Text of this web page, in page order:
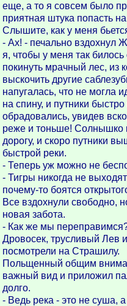
еще, а то я совсем было
приятная штука попасть
Слышите, как у меня
- Ах! - печально вздохнул
я, чтобы у меня так
покинуть мрачный лес, из
выскочить другие
напугалась, что не могла
на спину, и путники
обрадовались, увидев
реже и тоньше! Солнышко
дорогу, и скоро путники
быстрой реки.
- Теперь уж можно не
- Тигры никогда не
почему-то боятся
Все вздохнули свободно,
новая забота.
- Как же мы
Дровосек, трусливый Лев
посмотрели на Страшилу.
Польщенный общим
важный вид и приложил
долго.
- Ведь река - это не суша,